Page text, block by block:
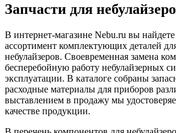
Запчасти для
В интернет-магазине Nebu.ru вы
ассортимент комплектующих деталей
небулайзеров. Своевременная замена
бесперебойную работу небулайзерных
эксплуатации. В каталоге собраны
расходные материалы для приборов
выставлением в продажу мы
качестве продукции.